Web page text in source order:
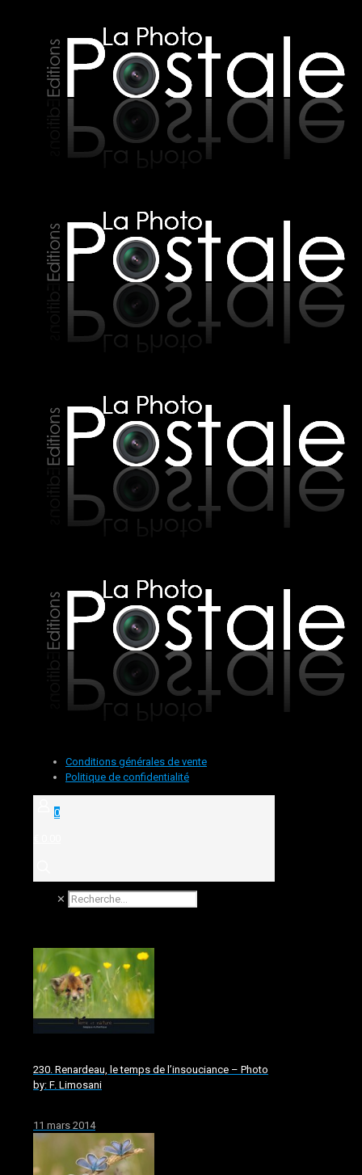
Conditions générales de vente
Politique de confidentialité
0
✕
230. Renardeau, le temps de l’insouciance – Photo
by: F. Limosani
11 mars 2014